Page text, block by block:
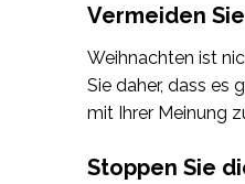
Vermeiden
Weihnachten ist
Sie daher, dass es
mit Ihrer Meinung
Stoppen Sie